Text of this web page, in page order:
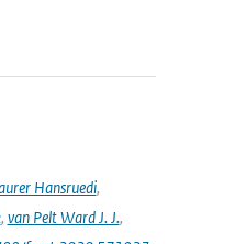
Hansruedi,
, van Pelt Ward J. J.,